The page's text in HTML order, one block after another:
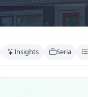
Insights Seria